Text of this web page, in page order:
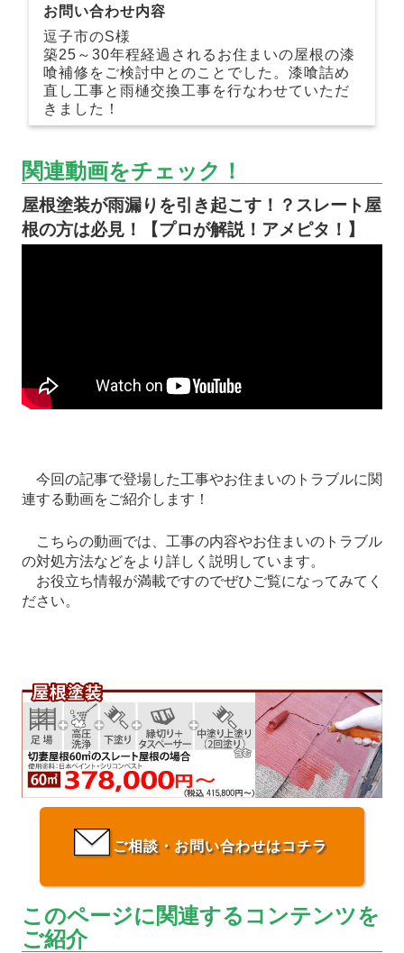
お問い合わせ内容
逗子市のS様
築25～30年程経過されるお住まいの屋根の漆
喰補修をご検討中とのことでした。漆喰詰め
直し工事と雨樋交換工事を行なわせていただ
きました！
関連動画をチェック！
屋根塗装が雨漏りを引き起こす！？スレート屋
根の方は必見！【プロが解説！アメピタ！】
今回の記事で登場した工事やお住まいのトラブルに関
連する動画をご紹介します！
こちらの動画では、工事の内容やお住まいのトラブル
の対処方法などをより詳しく説明しています。
お役立ち情報が満載ですのでぜひご覧になってみてく
ださい。
ご相談・お問い合わせはコチラ
このページに関連するコンテンツを
ご紹介